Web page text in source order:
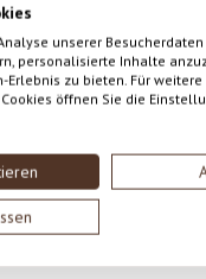
unserer
personalisierte Inhalte
Erlebnis zu bieten. Für
öffnen Sie die
mit dem Produkt
BEWERTUNG